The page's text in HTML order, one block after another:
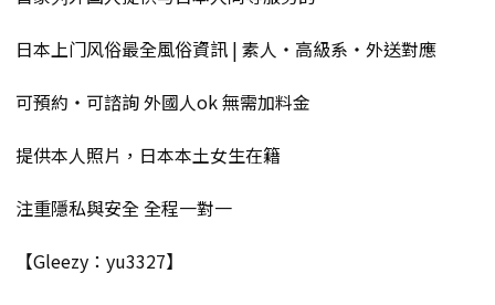
日本上门风俗最全風俗資訊 | 素人・高級系・外送對應
可預約・可諮詢 外國人ok 無需加料金
提供本人照片，日本本土女生在籍
注重隱私與安全 全程一對一
【Gleezy：yu3327】